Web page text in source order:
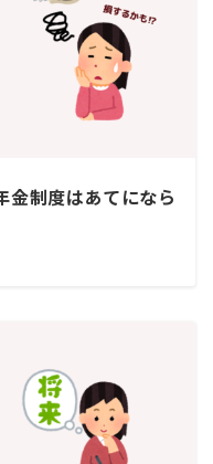
金制度はあてになら